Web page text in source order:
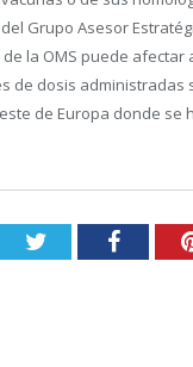
Grupo Asesor
la OMS puede
de dosis
de Europa donde
Twitter